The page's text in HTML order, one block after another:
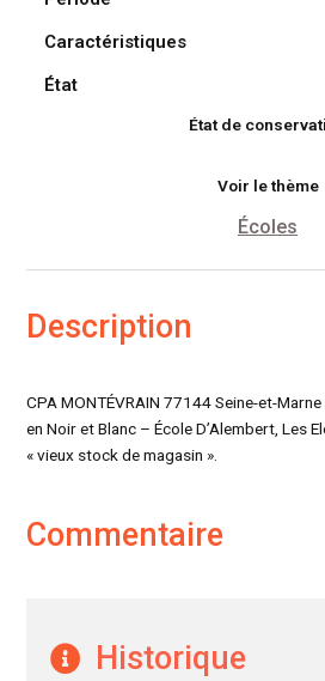
Caractéristiques
État
État de
Voir le thème
Écoles
Description
CPA MONTÉVRAIN 77144 Seine-et-
en Noir et Blanc – École D’Alembert, Les
« vieux stock de magasin ».
Commentaire
Historique